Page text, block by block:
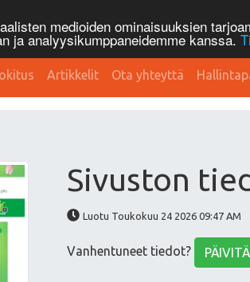
medioiden ominaisuuksien
ja analyysikumppaneidemme kanssa.
Artikkelit Ota yhteyttä
Sivuston
Luotu Toukokuu 24 2026 09:47 AM
Vanhentuneet tiedot? PÄIVITÄ